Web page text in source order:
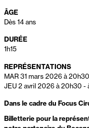
ÂGE
Dès 14 ans
DURÉE
1h15
REPRÉSENTATIONS
MAR 31 mars 2026 à 20h30
JEU 2 avril 2026 à 20h30 -
Dans le cadre du Focus
Billetterie pour la